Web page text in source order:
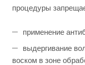
процедуры
применение
выдергивание
воском в зоне